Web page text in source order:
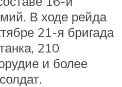
В ходе рейда
21-я бригада
210
и более